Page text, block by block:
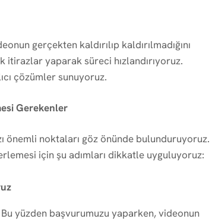
gerçekten kaldırılıp kaldırılmadığını
yaparak süreci hızlandırıyoruz.
çözümler sunuyoruz.
Gerekenler
önemli noktaları göz önünde bulunduruyoruz.
için şu adımları dikkatle uyguluyoruz:
yüzden başvurumuzu yaparken, videonun